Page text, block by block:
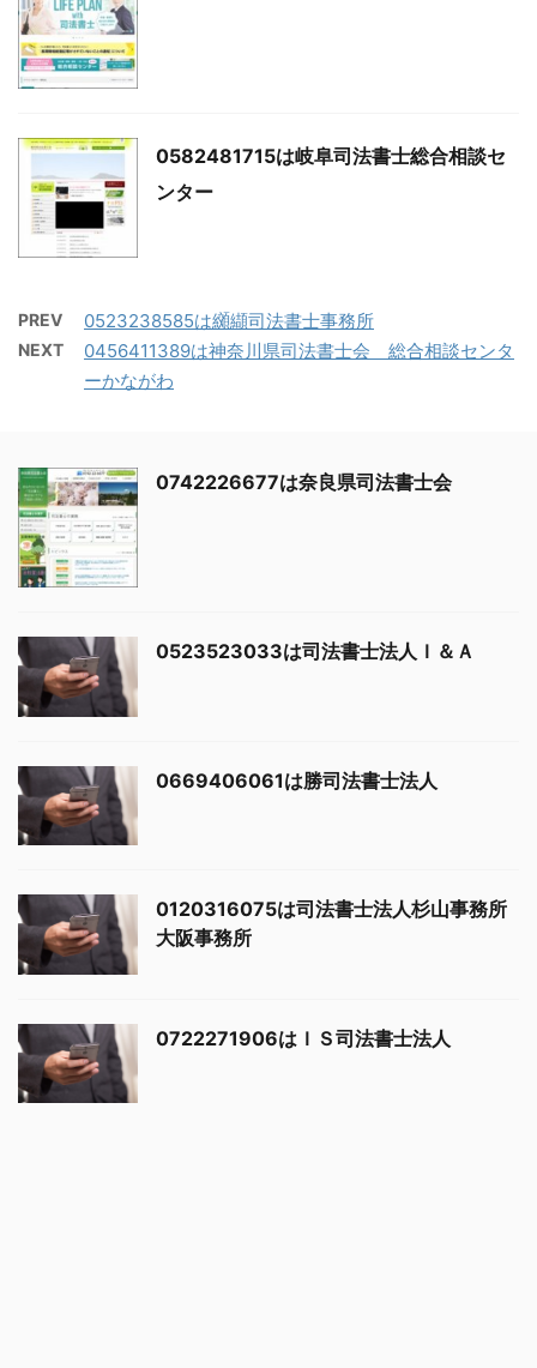
0582481715は岐阜司法書士総合相談セ
ンター
PREV 0523238585は纐纈司法書士事務所
NEXT
0456411389は神奈川県司法書士会 総合相談センタ
ーかながわ
0742226677は奈良県司法書士会
0523523033は司法書士法人Ｉ＆Ａ
0669406061は勝司法書士法人
0120316075は司法書士法人杉山事務所
大阪事務所
0722271906はＩＳ司法書士法人